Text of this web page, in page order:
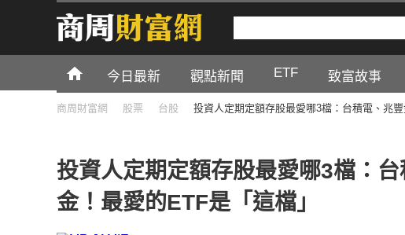
今日最新 觀點新聞 ETF 致富故事
商周財富網 股票 台股 投資人定期定額存股最愛哪3檔：台積電、兆
投資人定期定額存股最愛哪3檔：
金！最愛的ETF是「這檔」